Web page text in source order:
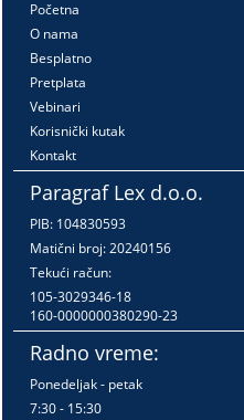
Početna
O nama
Besplatno
Pretplata
Vebinari
Korisnički kutak
Kontakt
Paragraf Lex d.o.o.
PIB: 104830593
Matični broj: 20240156
Tekući račun:
105-3029346-18
160-0000000380290-23
Radno vreme:
Ponedeljak - petak
7:30 - 15:30